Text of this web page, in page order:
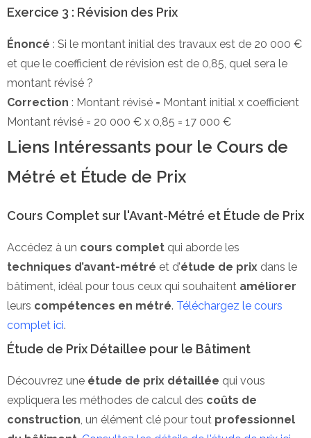
Exercice 3 : Révision des Prix
Énoncé : Si le montant initial des travaux est de 20 000 €
et que le coefficient de révision est de 0,85, quel sera le
montant révisé ?
Correction : Montant révisé = Montant initial x coefficient
Montant révisé = 20 000 € x 0,85 = 17 000 €
Liens Intéressants pour le Cours de
Métré et Étude de Prix
Cours Complet sur l'Avant-Métré et Étude de Prix
Accédez à un cours complet qui aborde les
techniques d’avant-métré et d’étude de prix dans le
bâtiment, idéal pour tous ceux qui souhaitent améliorer
leurs compétences en métré. Téléchargez le cours
complet ici.
Étude de Prix Détaillee pour le Bâtiment
Découvrez une étude de prix détaillée qui vous
expliquera les méthodes de calcul des coûts de
construction, un élément clé pour tout professionnel